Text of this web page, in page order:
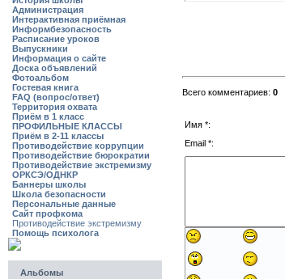
Администрация
Интерактивная приёмная
Информбезопасность
Расписание уроков
Выпускники
Информация о сайте
Доска объявлений
Фотоальбом
Гостевая книга
FAQ (вопрос/ответ)
Территория охвата
Приём в 1 класс
ПРОФИЛЬНЫЕ КЛАССЫ
Приём в 2-11 классы
Противодействие коррупции
Противодействие бюрократии
Противодействие экстремизму
ОРКСЭ/ОДНКР
Баннеры школы
Школа безопасности
Персональные данные
Сайт профкома
Противодействие экстремизму
Помощь психолога
Альбомы
Всего комментариев: 0
Имя *:
Email *: